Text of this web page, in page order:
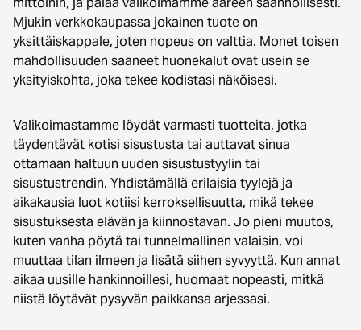
Mjukin verkkokaupassa jokainen tuote on
yksittäiskappale, joten nopeus on valttia. Monet toisen
mahdollisuuden saaneet huonekalut ovat usein se
yksityiskohta, joka tekee kodistasi näköisesi.
Valikoimastamme löydät varmasti tuotteita, jotka
täydentävät kotisi sisustusta tai auttavat sinua
ottamaan haltuun uuden sisustustyylin tai
sisustustrendin. Yhdistämällä erilaisia tyylejä ja
aikakausia luot kotiisi kerroksellisuutta, mikä tekee
sisustuksesta elävän ja kiinnostavan. Jo pieni muutos,
kuten vanha pöytä tai tunnelmallinen valaisin, voi
muuttaa tilan ilmeen ja lisätä siihen syvyyttä. Kun annat
aikaa uusille hankinnoillesi, huomaat nopeasti, mitkä
niistä löytävät pysyvän paikkansa arjessasi.